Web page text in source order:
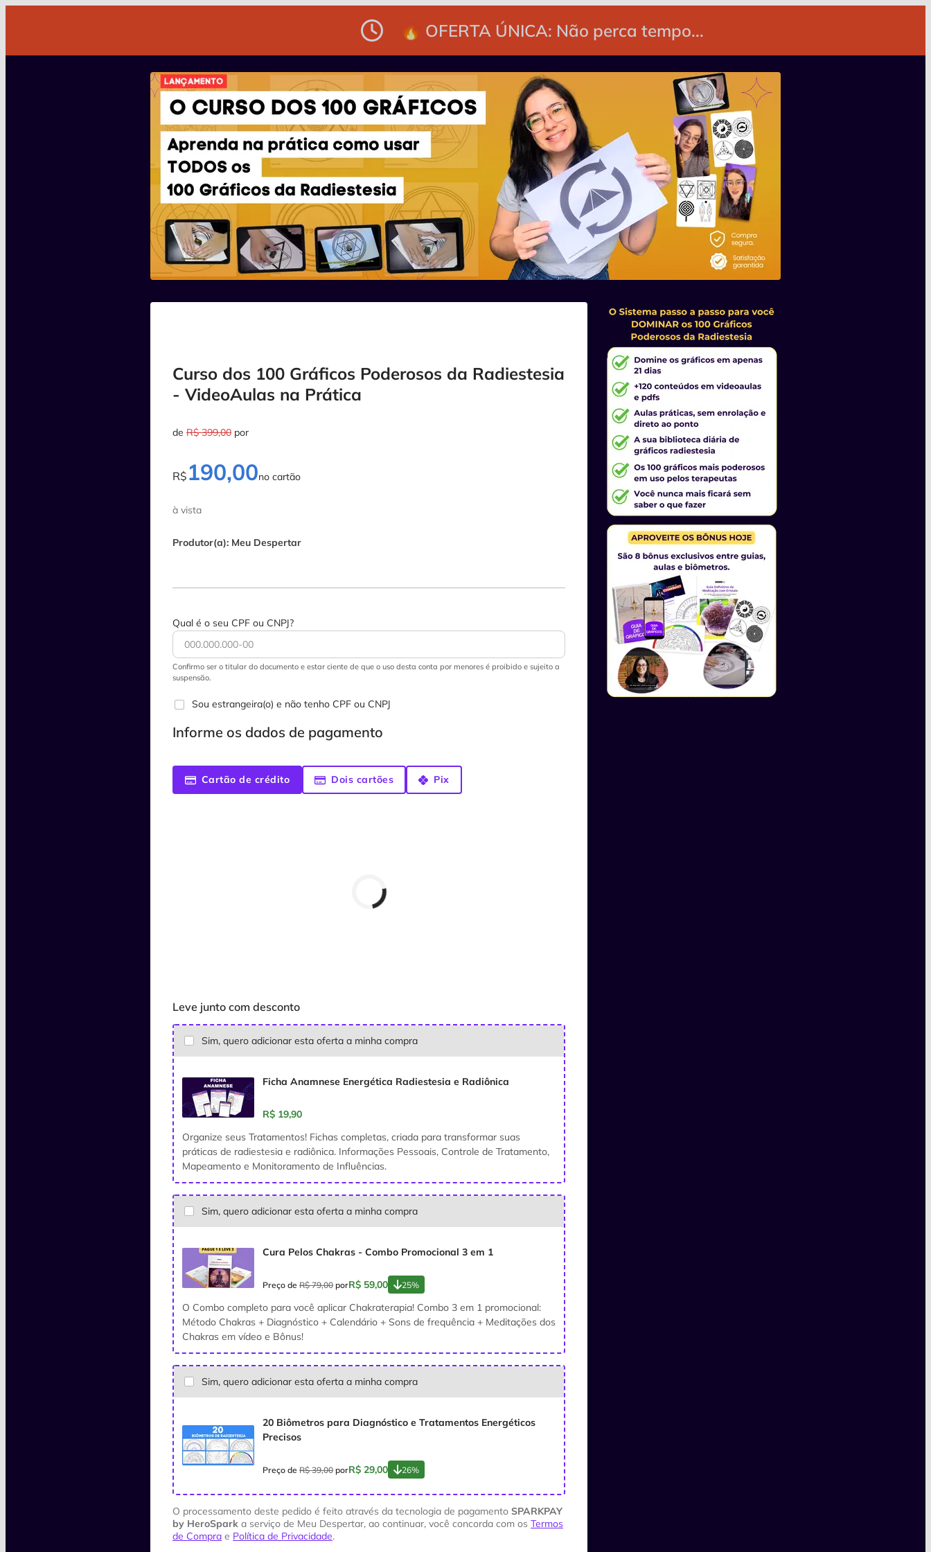
🔥 OFERTA ÚNICA: Não perca tempo...
Curso dos 100 Gráficos Poderosos da Radiestesia
- VideoAulas na Prática
de R$ 399,00 por
R$ 190,00no cartão
à vista
Produtor(a): Meu Despertar
Qual é o seu CPF ou CNPJ?
Confirmo ser o titular do documento e estar ciente de que o uso desta conta por menores é proibido e sujeito a
suspensão.
Sou estrangeira(o) e não tenho CPF ou CNPJ
Informe os dados de pagamento
Cartão de crédito Dois cartões Pix
Leve junto com desconto
Sim, quero adicionar esta oferta a minha compra
Ficha Anamnese Energética Radiestesia e Radiônica
R$ 19,90
Organize seus Tratamentos! Fichas completas, criada para transformar suas
práticas de radiestesia e radiônica. Informações Pessoais, Controle de Tratamento,
Mapeamento e Monitoramento de Influências.
Sim, quero adicionar esta oferta a minha compra
Cura Pelos Chakras - Combo Promocional 3 em 1
Preço de R$ 79,00 porR$ 59,00 25%
O Combo completo para você aplicar Chakraterapia! Combo 3 em 1 promocional:
Método Chakras + Diagnóstico + Calendário + Sons de frequência + Meditações dos
Chakras em vídeo e Bônus!
Sim, quero adicionar esta oferta a minha compra
20 Biômetros para Diagnóstico e Tratamentos Energéticos
Precisos
Preço de R$ 39,00 porR$ 29,00 26%
O processamento deste pedido é feito através da tecnologia de pagamento SPARKPAY
by HeroSpark a serviço de Meu Despertar, ao continuar, você concorda com os Termos
de Compra e Política de Privacidade.